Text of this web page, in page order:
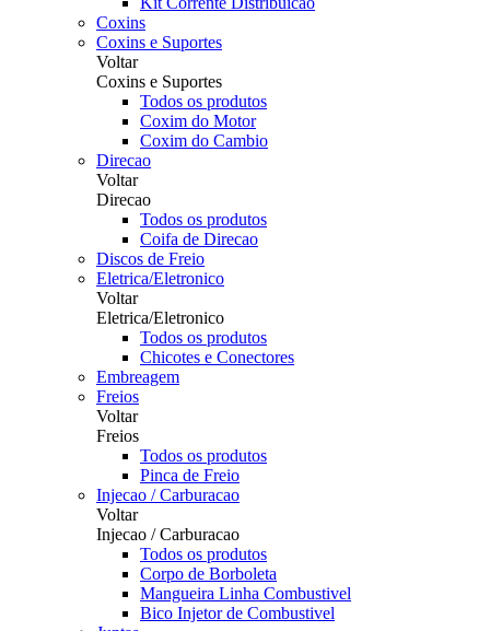
Coxins
Coxins e Suportes
Voltar
Coxins e Suportes
Todos os produtos
Coxim do Motor
Coxim do Cambio
Direcao
Voltar
Direcao
Todos os produtos
Coifa de Direcao
Discos de Freio
Eletrica/Eletronico
Voltar
Eletrica/Eletronico
Todos os produtos
Chicotes e Conectores
Embreagem
Freios
Voltar
Freios
Todos os produtos
Pinca de Freio
Injecao / Carburacao
Voltar
Injecao / Carburacao
Todos os produtos
Corpo de Borboleta
Mangueira Linha Combustivel
Bico Injetor de Combustivel